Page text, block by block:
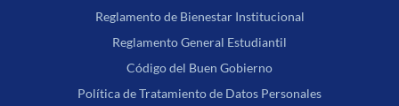
Reglamento de Bienestar Institucional
Reglamento General Estudiantil
Código del Buen Gobierno
Política de Tratamiento de Datos Personales